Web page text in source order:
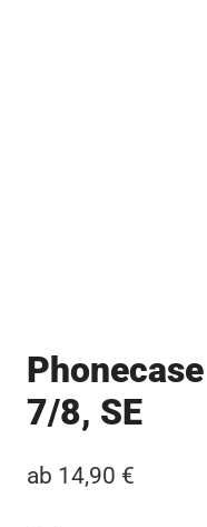
7/8, SE
ab 14,90 €